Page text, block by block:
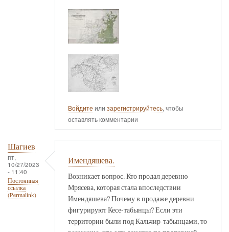
Войдите или зарегистрируйтесь, чтобы
оставлять комментарии
Шагиев
пт,
10/27/2023
- 11:40
Постоянная
ссылка
(Permalink)
Имендяшева.
Возникает вопрос. Кто продал деревню
Мрясева, которая стала впоследствии
Имендяшева? Почему в продаже деревни
фигурируют Кесе-табынцы? Если эти
территории были под Кальчир-табынцами, то